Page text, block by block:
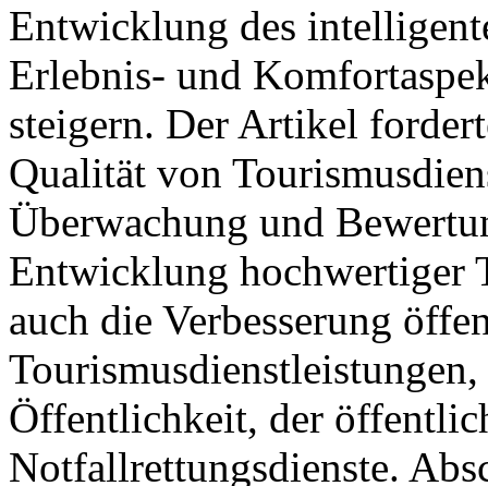
Entwicklung des
Erlebnis- und
steigern. Der Artikel
Qualität von
Überwachung und
Entwicklung hochwertiger
auch die Verbesserung
Öffentlichkeit, der
Notfallrettungsdienste.